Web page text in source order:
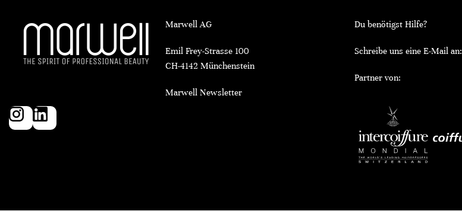
Marwell AG
Emil Frey-Strasse 100
CH-4142 Münchenstein
Marwell Newsletter
Du benötigst Hilfe?
Schreibe uns eine E-Mail an:
Partner von: